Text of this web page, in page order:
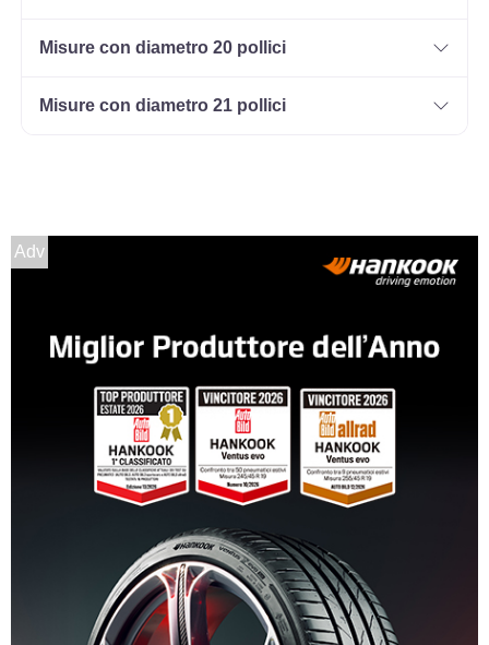
195/60 R14 86H M+S
185/65 R14 86T M+S
165/60 R14 75H M+S
Misure con diametro 20 pollici
Misure con diametro 21 pollici
Adv